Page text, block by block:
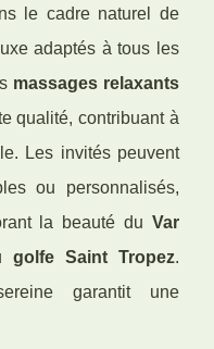
le cadre naturel de
adaptés à tous les
massages relaxants
qualité, contribuant à
Les invités peuvent
ou personnalisés,
la beauté du Var
golfe Saint Tropez.
garantit une